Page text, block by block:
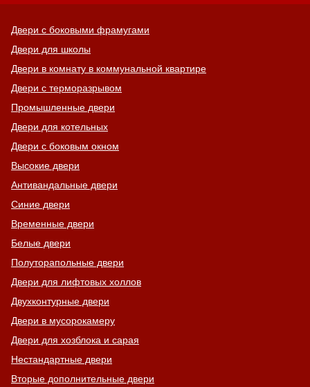
Двери с боковыми фрамугами
Двери для школы
Двери в комнату в коммунальной квартире
Двери с терморазрывом
Промышленные двери
Двери для котельных
Двери с боковым окном
Высокие двери
Антивандальные двери
Синие двери
Временные двери
Белые двери
Полуторапольные двери
Двери для лифтовых холлов
Двухконтурные двери
Двери в мусорокамеру
Двери для хозблока и сарая
Нестандартные двери
Вторые дополнительные двери